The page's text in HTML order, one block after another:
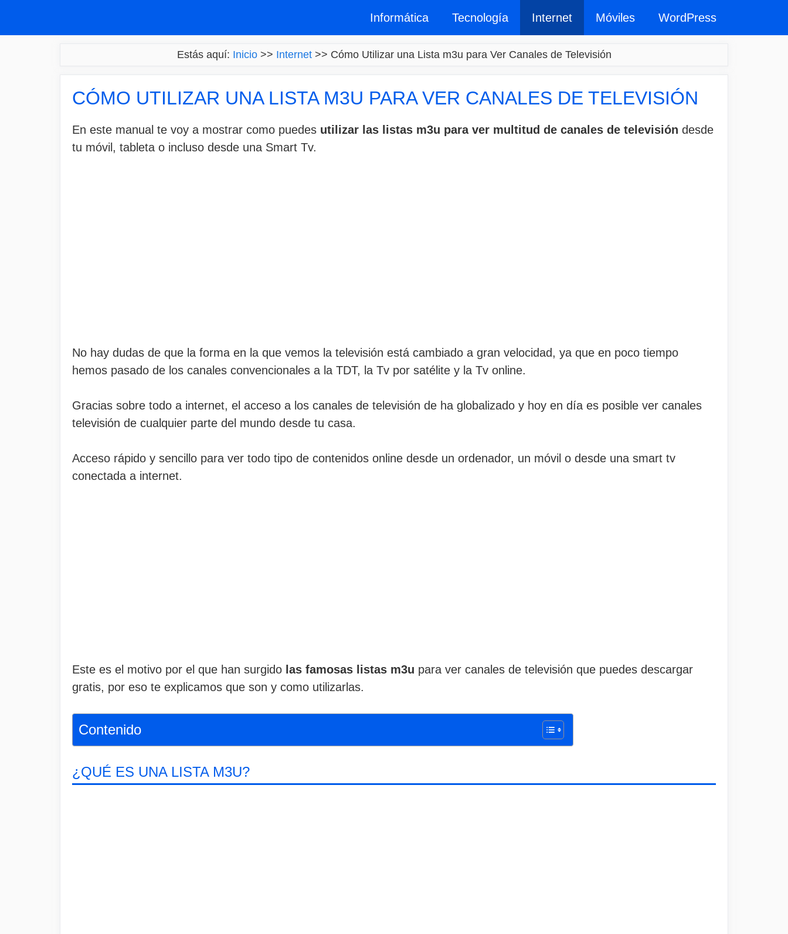
Informática Tecnología Internet Móviles WordPress
Estás aquí: Inicio>> Internet>> Cómo Utilizar una Lista m3u para Ver Canales de Televisión
CÓMO UTILIZAR UNA LISTA M3U PARA VER CANALES DE TELEVISIÓN
En este manual te voy a mostrar como puedes utilizar las listas m3u para ver multitud de canales de televisión desde
tu móvil, tableta o incluso desde una Smart Tv.
No hay dudas de que la forma en la que vemos la televisión está cambiado a gran velocidad, ya que en poco tiempo
hemos pasado de los canales convencionales a la TDT, la Tv por satélite y la Tv online.
Gracias sobre todo a internet, el acceso a los canales de televisión de ha globalizado y hoy en día es posible ver canales
televisión de cualquier parte del mundo desde tu casa.
Acceso rápido y sencillo para ver todo tipo de contenidos online desde un ordenador, un móvil o desde una smart tv
conectada a internet.
Este es el motivo por el que han surgido las famosas listas m3u para ver canales de televisión que puedes descargar
gratis, por eso te explicamos que son y como utilizarlas.
Contenido
¿QUÉ ES UNA LISTA M3U?